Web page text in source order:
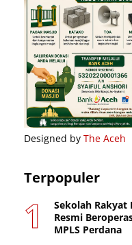
Designed by The Aceh
Terpopuler
Sekolah Rakyat
Resmi
MPLS Perdana